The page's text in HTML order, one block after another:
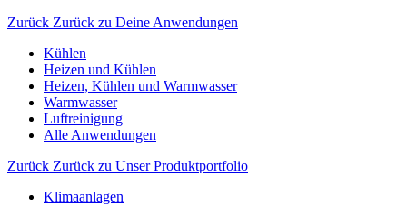
Zurück Zurück zu Deine Anwendungen
Kühlen
Heizen und Kühlen
Heizen, Kühlen und Warmwasser
Warmwasser
Luftreinigung
Alle Anwendungen
Zurück Zurück zu Unser Produktportfolio
Klimaanlagen